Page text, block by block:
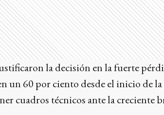
la decisión en la fuerte
un 60 por ciento desde el inicio de
cuadros técnicos ante la creciente